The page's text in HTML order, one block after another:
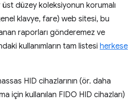
üst düzey koleksiyonun korumalı
klavye, fare) web sitesi, bu
raporları gönderemez ve
kullanımların tam listesi herkese
HID cihazlarının (ör. daha
için kullanılan FIDO HID cihazları)